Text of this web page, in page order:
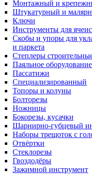
Монтажный и
Штукатурный и
Ключи
Инструменты для
Скобы и упоры для
и паркета
Степлеры
Паяльное оборудование
Пассатижи
Специализированный
Топоры и колуны
Болторезы
Ножницы
Бокорезы, кусачки
Шарнирно-губцевый
Наборы трещоток с
Отвёртки
Стеклорезы
Гвоздодёры
Зажимной инструмент